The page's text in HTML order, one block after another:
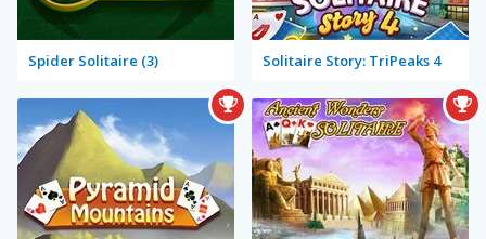
Spider Solitaire (3) Solitaire Story: TriPeaks 4